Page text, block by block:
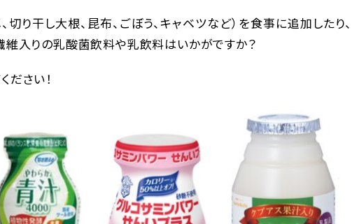
り干し大根、昆布、ごぼう、キャベツなど）を食事に追加したり、
維入りの乳酸菌飲料や乳飲料はいかがですか？
ださい！